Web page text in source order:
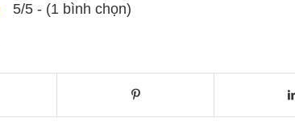
5/5 - (1 bình chọn)